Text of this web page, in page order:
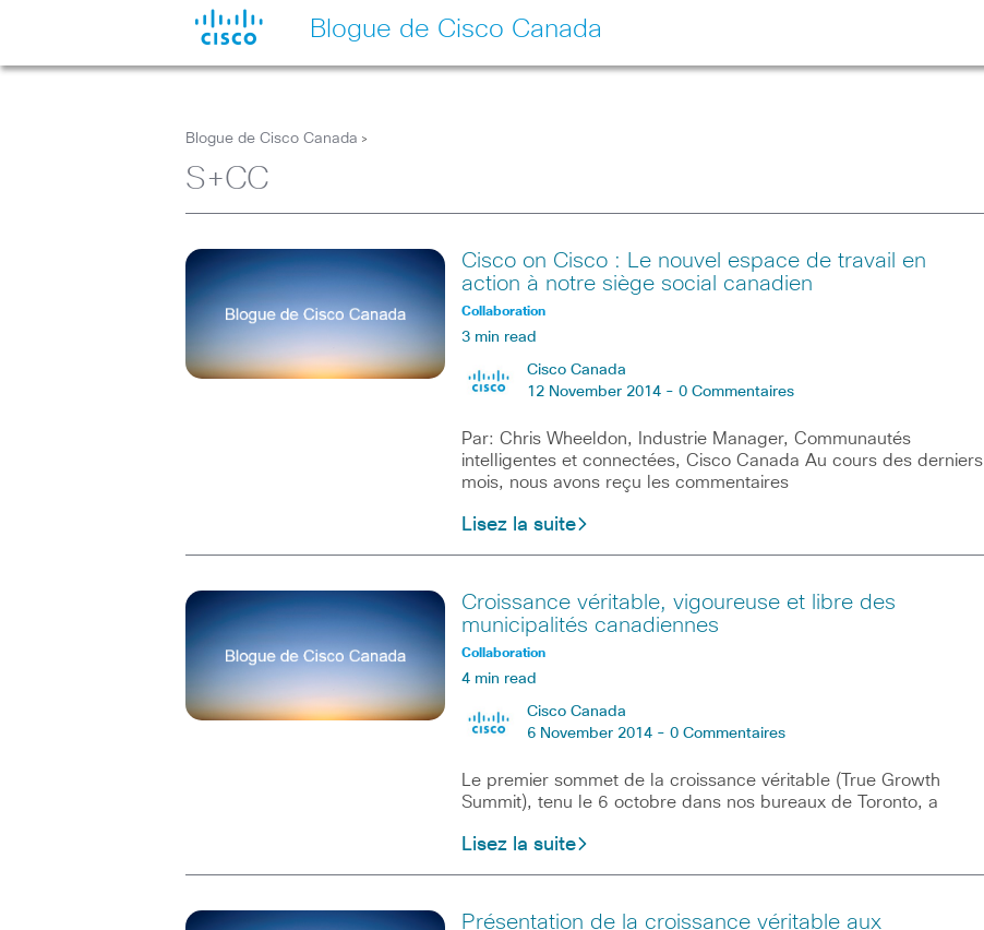
Blogue de Cisco Canada
Blogue de Cisco Canada >
S+CC
Cisco on Cisco : Le nouvel espace de travail en
action à notre siège social canadien
Collaboration
3 min read
Cisco Canada
12 November 2014 - 0 Commentaires
Par: Chris Wheeldon, Industrie Manager, Communautés
intelligentes et connectées, Cisco Canada Au cours des derniers
mois, nous avons reçu les commentaires
Lisez la suite
Croissance véritable, vigoureuse et libre des
municipalités canadiennes
Collaboration
4 min read
Cisco Canada
6 November 2014 - 0 Commentaires
Le premier sommet de la croissance véritable (True Growth
Summit), tenu le 6 octobre dans nos bureaux de Toronto, a
Lisez la suite
Présentation de la croissance véritable aux